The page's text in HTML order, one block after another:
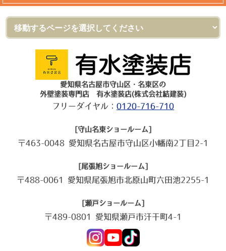
愛知県名古屋市守山区・名東区の
外壁塗装専門店 有水塗装店(株式会社結建装)
フリーダイヤル： 0120-716-710
[守山名東ショールーム]
〒463-0048 愛知県名古屋市守山区小幡南2丁目2-1
[尾張旭ショールーム]
〒488-0061 愛知県尾張旭市北原山町六田池2255-1
[瀬戸ショールーム]
〒489-0801 愛知県瀬戸市汗干町4-1